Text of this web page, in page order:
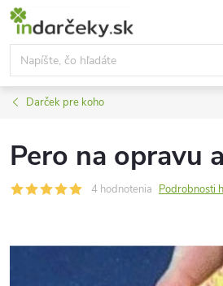
Prejsť
obsah
Darček pre koho
Pero na opravu
4 hodnotenia Podrobnosti